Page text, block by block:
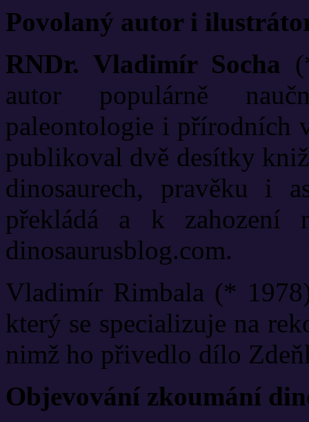
Povolaný autor i
RNDr. Vladimír Socha
autor populárně
paleontologie i přírodních
publikoval dvě desítky
dinosaurech, pravěku i
překládá a k zahození
dinosaurusblog.com.
Vladimír Rimbala (*
který se specializuje na
nimž ho přivedlo dílo
Objevování zkoumání